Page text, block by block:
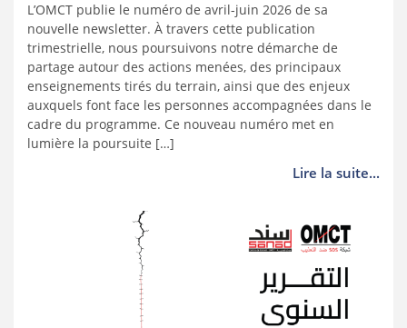
L’OMCT publie le numéro de avril-juin 2026 de sa
nouvelle newsletter. À travers cette publication
trimestrielle, nous poursuivons notre démarche de
partage autour des actions menées, des principaux
enseignements tirés du terrain, ainsi que des enjeux
auxquels font face les personnes accompagnées dans le
cadre du programme. Ce nouveau numéro met en
lumière la poursuite […]
Lire la suite...